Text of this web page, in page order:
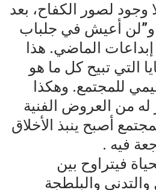
وجود لصور الكفاح، بعد
و”لن أعيش في جلباب
الماضي. هذا
التي تبيح كل ما هو
للمجتمع. وهكذا
له من العروض الفنية
أصبح ينبذ الأخلاق
فيه .
فيتراوح بين
والتدني والبلطجة